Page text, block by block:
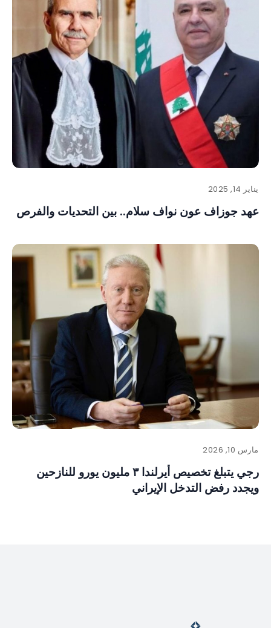
يناير 14, 2025
عهد جوزاف عون نواف سلام.. بين التحديات والفرص
مارس 10, 2026
رجي يتبلغ تخصيص أيرلندا ٣ مليون يورو للنازحين
ويجدد رفض التدخل الإيراني